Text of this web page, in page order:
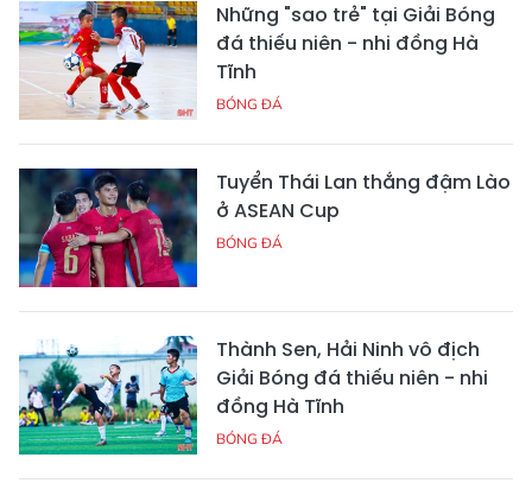
Những "sao trẻ" tại Giải Bóng
đá thiếu niên - nhi đồng Hà
Tĩnh
BÓNG ĐÁ
Tuyển Thái Lan thắng đậm Lào
ở ASEAN Cup
BÓNG ĐÁ
Thành Sen, Hải Ninh vô địch
Giải Bóng đá thiếu niên - nhi
đồng Hà Tĩnh
BÓNG ĐÁ